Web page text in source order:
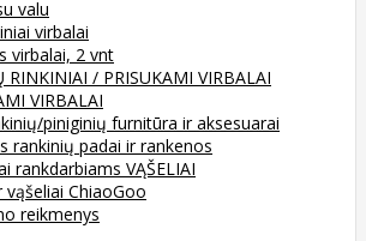
valu
virbalai
virbalai, 2 vnt
RINKINIAI / PRISUKAMI VIRBALAI
VIRBALAI
piniginių furnitūra ir aksesuarai
rankinių padai ir rankenos
rankdarbiams VĄŠELIAI
vąšeliai ChiaoGoo
reikmenys